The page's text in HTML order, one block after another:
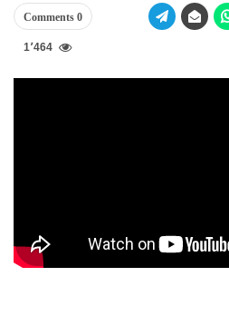
0 Comments
1٬464